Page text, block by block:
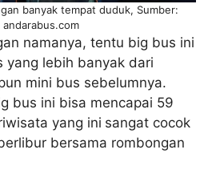
banyak tempat duduk, Sumber:
andarabus.com
namanya, tentu big bus ini
yang lebih banyak dari
mini bus sebelumnya.
bus ini bisa mencapai 59
yang ini sangat cocok
bersama rombongan